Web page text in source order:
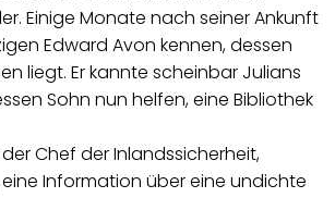
Einige Monate nach seiner Ankunft
Edward Avon kennen, dessen
liegt. Er kannte scheinbar Julians
Sohn nun helfen, eine Bibliothek
Chef der Inlandssicherheit,
Information über eine undichte